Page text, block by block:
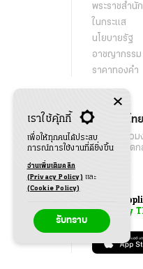
พระราชสำนัก
ในกระแส
นโยบายรัฐ
อาชญากรรม
ราคาทองคำ
เกี่ยวกับไท
กิจกรรม ร่ว
เงื่อนไขข้อต
My
เราใช้คุ้กกี้
เพื่อให้ทุกคนได้ประสบ
การณ์การใช้งานที่ดียิ่งขึ้น
อ่านเพิ่มเติมคลิก
(Privacy Policy) และ
(Cookie Policy)
รับทราบ